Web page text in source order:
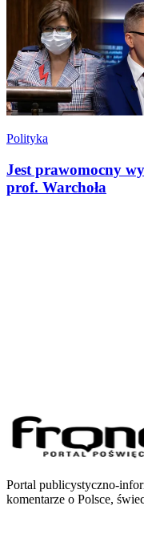
Polityka
Jest prawomocny
prof. Warchoła
Portal publicystyczno-
komentarze o Polsce,